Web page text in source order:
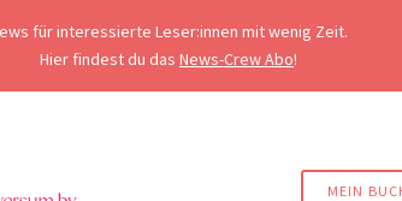
für interessierte Leser:innen mit wenig Zeit.
Hier findest du das News-Crew Abo!
MEIN